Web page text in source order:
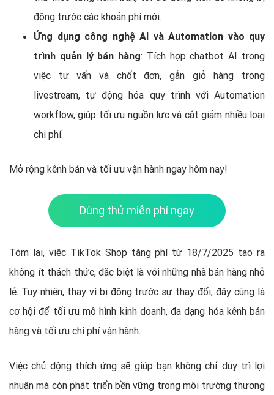
động trước các khoản phí mới.
Ứng dụng công nghệ AI và Automation vào quy
trình quản lý bán hàng: Tích hợp chatbot AI trong
việc tư vấn và chốt đơn, gắn giỏ hàng trong
livestream, tự động hóa quy trình với Automation
workflow, giúp tối ưu nguồn lực và cắt giảm nhiều loại
chi phí.
Mở rộng kênh bán và tối ưu vận hành ngay hôm nay!
Dùng thử miễn phí ngay
Tóm lại, việc TikTok Shop tăng phí từ 18/7/2025 tạo ra
không ít thách thức, đặc biệt là với những nhà bán hàng nhỏ
lẻ. Tuy nhiên, thay vì bị động trước sự thay đổi, đây cũng là
cơ hội để tối ưu mô hình kinh doanh, đa dạng hóa kênh bán
hàng và tối ưu chi phí vận hành.
Việc chủ động thích ứng sẽ giúp bạn không chỉ duy trì lợi
nhuận mà còn phát triển bền vững trong môi trường thương